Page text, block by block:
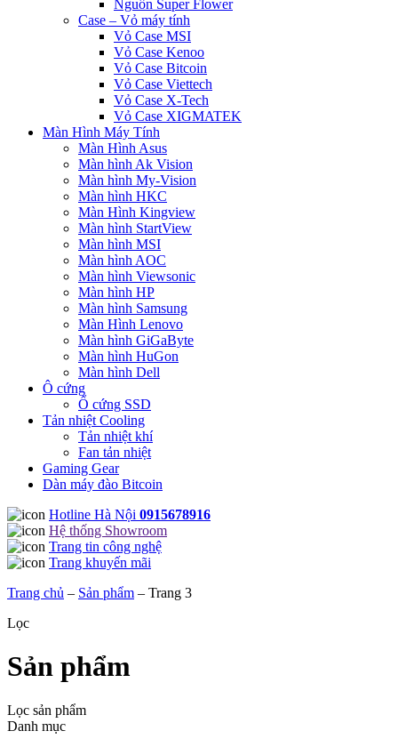
Nguồn Super Flower
Case – Vỏ máy tính
Vỏ Case MSI
Vỏ Case Kenoo
Vỏ Case Bitcoin
Vỏ Case Viettech
Vỏ Case X-Tech
Vỏ Case XIGMATEK
Màn Hình Máy Tính
Màn Hình Asus
Màn hình Ak Vision
Màn hình My-Vision
Màn hình HKC
Màn Hình Kingview
Màn hình StartView
Màn hình MSI
Màn hình AOC
Màn hình Viewsonic
Màn hình HP
Màn hình Samsung
Màn Hình Lenovo
Màn hình GiGaByte
Màn hình HuGon
Màn hình Dell
Ô cứng
Ổ cứng SSD
Tản nhiệt Cooling
Tản nhiệt khí
Fan tản nhiệt
Gaming Gear
Dàn máy đào Bitcoin
Hotline Hà Nội 0915678916
Hệ thống Showroom
Trang tin công nghệ
Trang khuyến mãi
Trang chủ – Sản phẩm – Trang 3
Lọc
Sản phẩm
Lọc sản phẩm
Danh mục